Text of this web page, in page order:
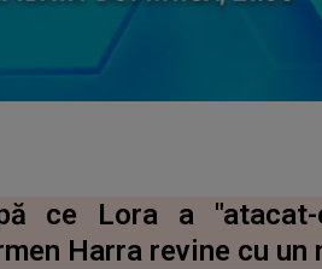
ARTICOLUL
ce Lora a "atacat-
Harra revine cu un